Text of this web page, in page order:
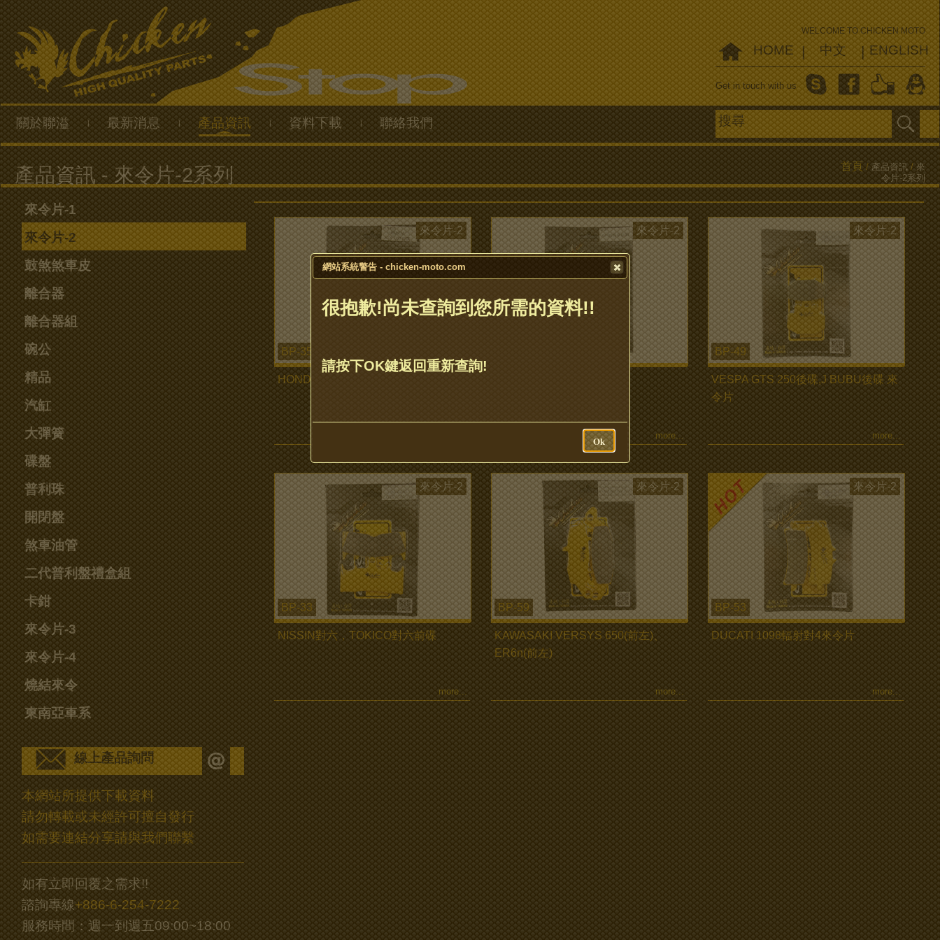
WELCOME TO CHICKEN MOTO
HOME | 中文 | ENGLISH
Get in touch with us
關於聯溢 | 最新消息 | 產品資訊 | 資料下載 | 聯絡我們
首頁 / 產品資訊 / 來
令片-2系列
來令片-1
來令片-2
鼓煞煞車皮
離合器
離合器組
碗公
精品
汽缸
大彈簧
碟盤
普利珠
開閉盤
煞車油管
二代普利盤禮盒組
卡鉗
來令片-3
來令片-4
燒結來令
東南亞車系
線上產品詢問
本網站所提供下載資料
請勿轉載或未經許可擅自發行
如需要連結分享請與我們聯繫
如有立即回覆之需求!!
諮詢專線+886-6-254-7222
服務時間：週一到週五09:00~18:00
BP-35
來令片-2
HONDA STX1300 前碟來令片
來令片-2
more...
BP-49
來令片-2
VESPA GTS 250後碟,J BUBU後碟 來
令片
more...
BP-33
來令片-2
NISSIN對六，TOKICO對六前碟
more...
BP-59
來令片-2
KAWASAKI VERSYS 650(前左)、
ER6n(前左)
more...
BP-53
來令片-2
DUCATI 1098輻射對4來令片
more...
網站系統警告 - chicken-moto.com
很抱歉!尚未查詢到您所需的資料!!
請按下OK鍵返回重新查詢!
Ok